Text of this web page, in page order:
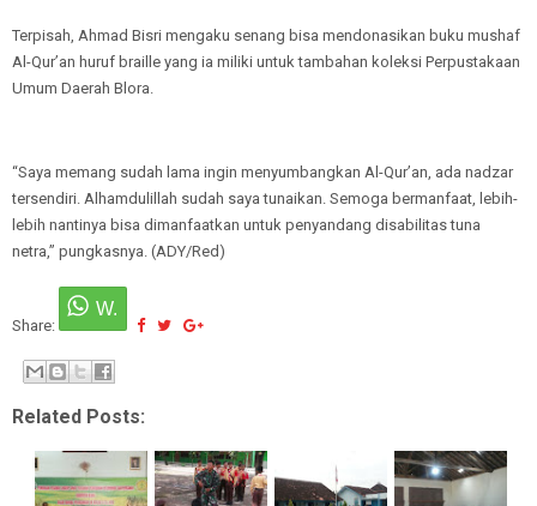
Terpisah, Ahmad Bisri mengaku senang bisa mendonasikan buku mushaf
Al-Qur’an huruf braille yang ia miliki untuk tambahan koleksi Perpustakaan
Umum Daerah Blora.
“Saya memang sudah lama ingin menyumbangkan Al-Qur’an, ada nadzar
tersendiri. Alhamdulillah sudah saya tunaikan. Semoga bermanfaat, lebih-
lebih nantinya bisa dimanfaatkan untuk penyandang disabilitas tuna
netra,” pungkasnya. (ADY/Red)
Share:
Related Posts: